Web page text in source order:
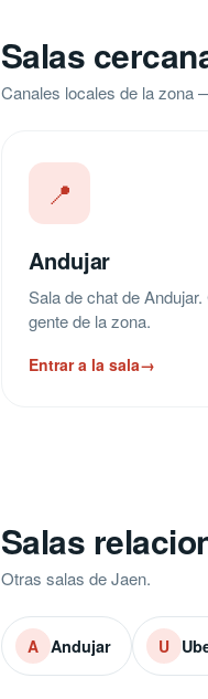
Salas
Canales locales de la zona
📍
Andujar
Sala de chat de
gente de la zona.
Entrar a la sala→
Salas
Otras salas de Jaen.
A Andujar U